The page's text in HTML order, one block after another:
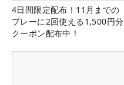
4日間限定配布！11月までの
プレーに2回使える1,500円分
クーポン配布中！